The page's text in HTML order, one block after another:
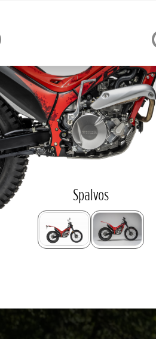
Spalvos